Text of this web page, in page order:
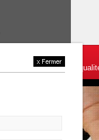
003
Charte de